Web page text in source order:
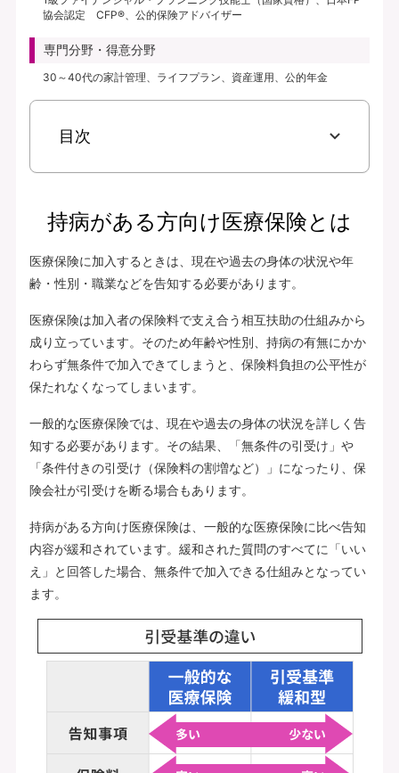
協会認定 CFP®、公的保険アドバイザー
専門分野・得意分野
30～40代の家計管理、ライフプラン、資産運用、公的年金
目次
持病がある方向け医療保険とは
医療保険に加入するときは、現在や過去の身体の状況や年
齢・性別・職業などを告知する必要があります。
医療保険は加入者の保険料で支え合う相互扶助の仕組みから
成り立っています。そのため年齢や性別、持病の有無にかか
わらず無条件で加入できてしまうと、保険料負担の公平性が
保たれなくなってしまいます。
一般的な医療保険では、現在や過去の身体の状況を詳しく告
知する必要があります。その結果、「無条件の引受け」や
「条件付きの引受け（保険料の割増など）」になったり、保
険会社が引受けを断る場合もあります。
持病がある方向け医療保険は、一般的な医療保険に比べ告知
内容が緩和されています。緩和された質問のすべてに「いい
え」と回答した場合、無条件で加入できる仕組みとなってい
ます。